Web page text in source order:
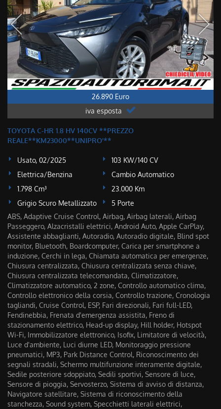
26.890 Euro
iva esposta
TOYOTA C-HR 1.8 HV 140CV **PREZZO
REALE**KM23000**UNIPRO'**
Usato, 02/2025
103 KW/140 CV
Elettrica/Benzina
Cambio Automatico
1.798 Cm³
23.000 Km
Grigio Scuro Metallizzato
5 Porte
ABS, Adaptive Cruise Control, Airbag, Airbag laterali, Airbag
Passeggero, Alzacristalli elettrici, Android Auto, Apple CarPlay,
Assistente abbaglianti, Autoradio, Autoradio digitale, Blind spot
monitor, Bluetooth, Boardcomputer, Carica per smartphone a
induzione, Cerchi in lega, Chiamata automatica per emergenze,
Chiusura centralizzata, Chiusura centralizzata senza chiave,
Chiusura centralizzata telecomandata, Climatizzatore,
Climatizzatore automatico, 2 zone, Controllo automatico clima,
Controllo elettronico della corsia, Controllo trazione, Cronologia
tagliandi, Cruise Control, ESP, Fari direzionali, Fari full-LED,
Fendinebbia, Frenata d'emergenza assistita, Freno di
stazionamento elettrico, Head-up display, Hill holder, Hotspot
Wi-Fi, Immobilizzatore elettronico, Isofix, Limitatore di velocità,
Luce d'ambiente, Luci diurne LED, Monitoraggio pressione
pneumatici, MP3, Park Distance Control, Riconoscimento dei
segnali stradali, Schermo multifunzione interamente digitale,
Sedile posteriore sdoppiato, Sedili sportivi, Sensore di luce,
Sensore di pioggia, Servosterzo, Sistema di avviso di distanza,
Navigatore satellitare, Sistema di riconoscimento della
stanchezza, Sound system, Specchietti laterali elettrici,